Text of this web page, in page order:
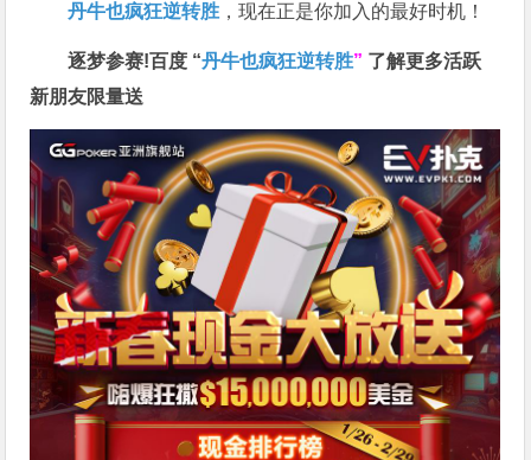
丹牛也疯狂逆转胜 ，现在正是你加入的最好时机！
逐梦参赛!百度 “丹牛也疯狂逆转胜” 了解更多活跃
新朋友限量送